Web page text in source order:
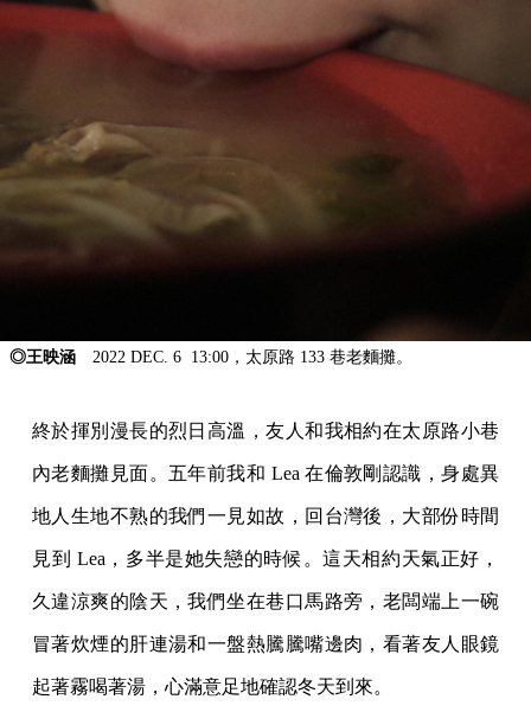
◎王映涵 2022 DEC. 6 13:00，太原路 133 巷老麵攤。
終於揮別漫長的烈日高溫，友人和我相約在太原路小巷
內老麵攤見面。五年前我和 Lea 在倫敦剛認識，身處異
地人生地不熟的我們一見如故，回台灣後，大部份時間
見到 Lea，多半是她失戀的時候。這天相約天氣正好，
久違涼爽的陰天，我們坐在巷口馬路旁，老闆端上一碗
冒著炊煙的肝連湯和一盤熱騰騰嘴邊肉，看著友人眼鏡
起著霧喝著湯，心滿意足地確認冬天到來。